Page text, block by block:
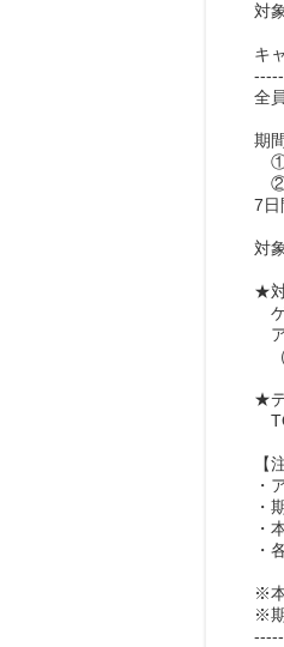
対
キ
全
期
①
②
7日
対
★
ア
（
★
【
・
・
・
・
※
※